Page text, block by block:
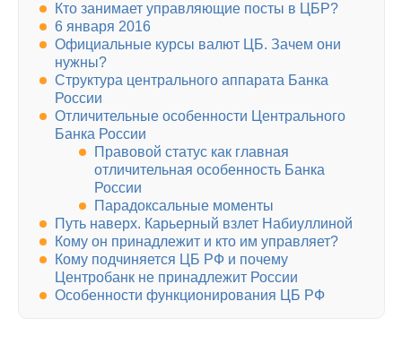
Кто занимает управляющие посты в ЦБР?
6 января 2016
Официальные курсы валют ЦБ. Зачем они
нужны?
Структура центрального аппарата Банка
России
Отличительные особенности Центрального
Банка России
Правовой статус как главная
отличительная особенность Банка
России
Парадоксальные моменты
Путь наверх. Карьерный взлет Набиуллиной
Кому он принадлежит и кто им управляет?
Кому подчиняется ЦБ РФ и почему
Центробанк не принадлежит России
Особенности функционирования ЦБ РФ